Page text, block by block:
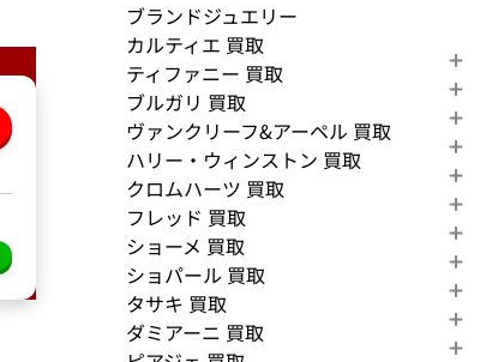
ブランドジュエリー
カルティエ 買取
ティファニー 買取
ブルガリ 買取
ヴァンクリーフ&アーペル 買取
ハリー・ウィンストン 買取
クロムハーツ 買取
フレッド 買取
ショーメ 買取
ショパール 買取
タサキ 買取
ダミアーニ 買取